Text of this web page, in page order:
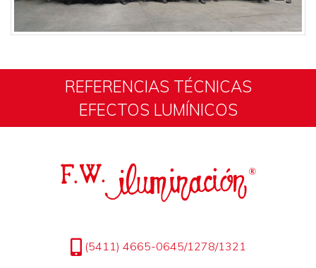
REFERENCIAS TÉCNICAS
EFECTOS LUMÍNICOS
(5411) 4665-0645/1278/1321